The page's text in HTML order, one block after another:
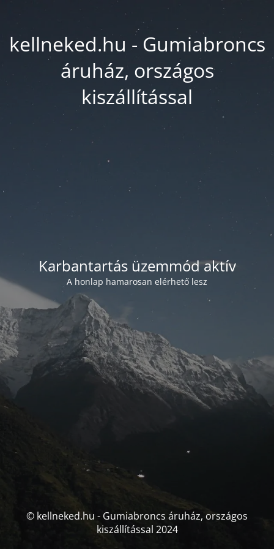
kellneked.hu - Gumiabroncs
áruház, országos
kiszállítással
Karbantartás üzemmód aktív
A honlap hamarosan elérhető lesz
© kellneked.hu - Gumiabroncs áruház, országos
kiszállítással 2024